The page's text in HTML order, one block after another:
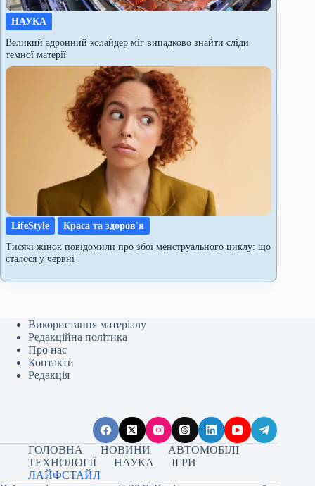
НАУКА
Великий адронний колайдер міг випадково знайти сліди
темної матерії
LifeStyle
Краса та здоров'я
Тисячі жінок повідомили про збої менструального циклу: що
сталося у червні
Використання матеріалу
Редакційна політика
Про нас
Контакти
Редакція
ГОЛОВНА НОВИНИ
АВТОМОБІЛІ
ТЕХНОЛОГІЇ
НАУКА
ІГРИ
ЛАЙФСТАЙЛ